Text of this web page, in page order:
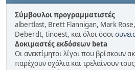
Σύμβουλοι προγραμματιστές
albertlast, Brett Flannigan, Mark
Deberdt, tinoest, και όλοι όσοι
Δοκιμαστές εκδόσεων beta
Οι ανεκτίμητοι λίγοι που βρίσκουν
παρέχουν σχόλια και τρελαίνουν